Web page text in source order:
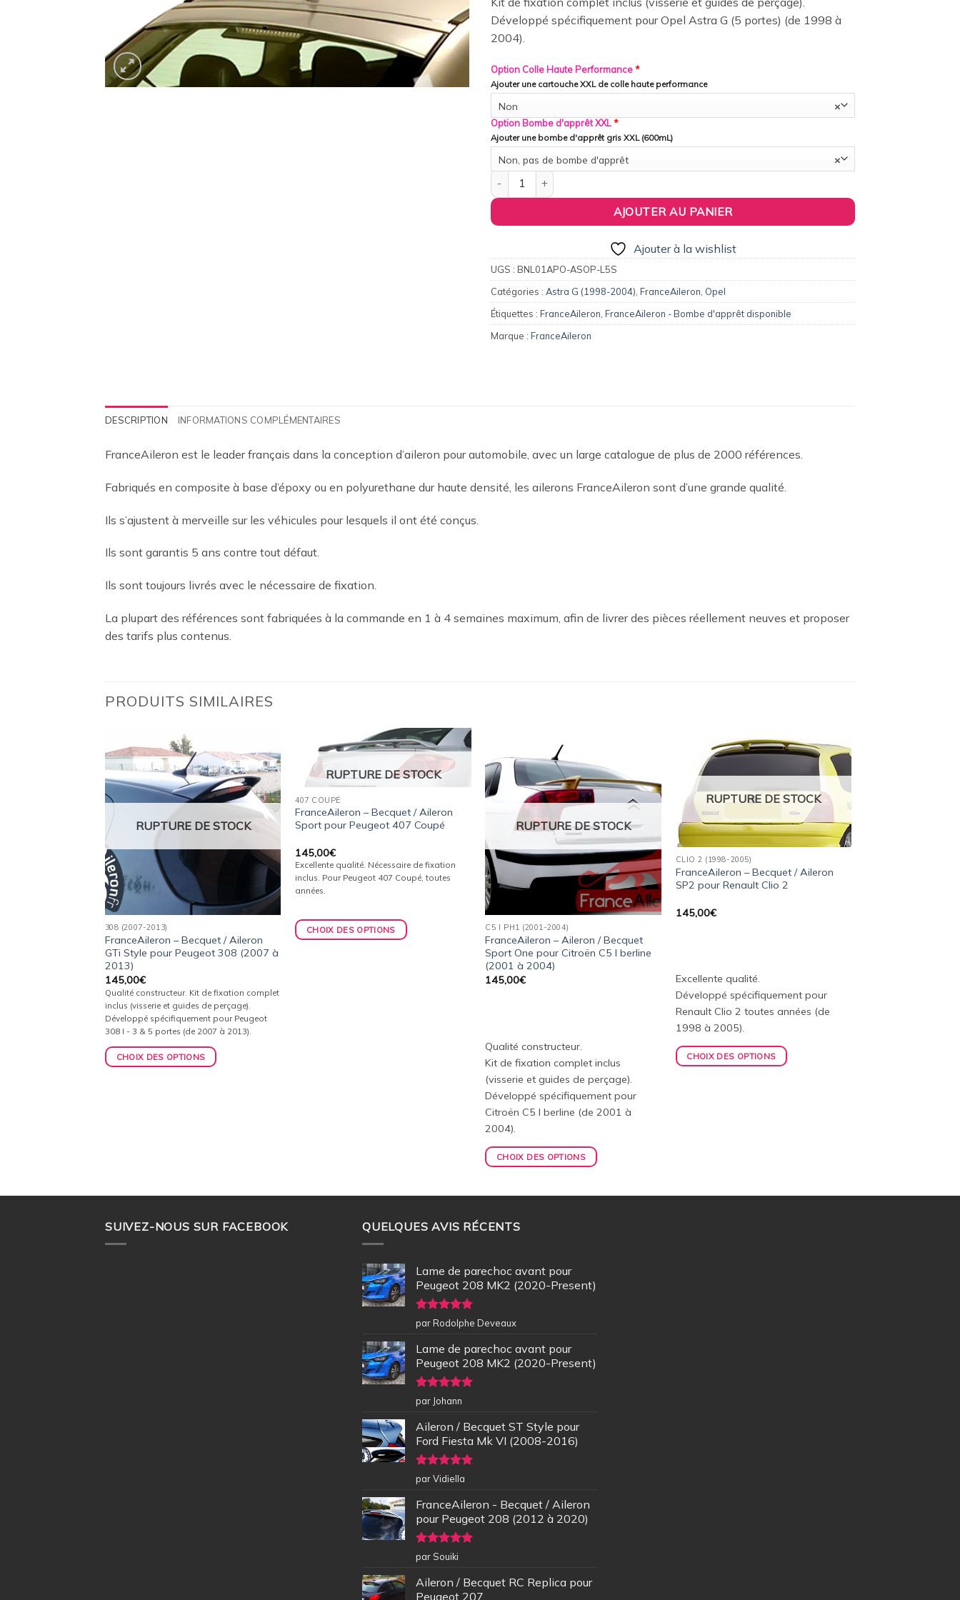
Développé spécifiquement pour Opel Astra G (5 portes) (de 1998 à
2004).
Option Colle Haute Performance*
Ajouter une cartouche XXL de colle haute performance
×
Non
Option Bombe d'apprêt XXL*
Ajouter une bombe d'apprêt gris XXL (600mL)
×
Non, pas de bombe d'apprêt
quantité de FranceAileron - Becquet / Casquette de toit Flat pour Opel Astra G (3 et 5 portes)
AJOUTER AU PANIER
Ajouter à la wishlist
UGS : BNL01APO-ASOP-L5S
Catégories : Astra G (1998-2004), FranceAileron, Opel
Étiquettes : FranceAileron, FranceAileron - Bombe d'apprêt disponible
Marque : FranceAileron
DESCRIPTION INFORMATIONS COMPLÉMENTAIRES
FranceAileron est le leader français dans la conception d’aileron pour automobile, avec un large catalogue de plus de 2000 références.
Fabriqués en composite à base d’époxy ou en polyurethane dur haute densité, les ailerons FranceAileron sont d’une grande qualité.
Ils s’ajustent à merveille sur les véhicules pour lesquels il ont été conçus.
Ils sont garantis 5 ans contre tout défaut.
Ils sont toujours livrés avec le nécessaire de fixation.
La plupart des références sont fabriquées à la commande en 1 à 4 semaines maximum, afin de livrer des pièces réellement neuves et proposer
des tarifs plus contenus.
PRODUITS SIMILAIRES
Ajouter
à la
wishlist
RUPTURE DE STOCK
308 (2007-2013)
FranceAileron – Becquet / Aileron
GTi Style pour Peugeot 308 (2007 à
2013)
145,00€
Qualité constructeur. Kit de fixation complet
inclus (visserie et guides de perçage).
Développé spécifiquement pour Peugeot
308 I - 3 & 5 portes (de 2007 à 2013).
CHOIX DES OPTIONS
Ajouter
à la
wishlist
RUPTURE DE STOCK
407 COUPÉ
FranceAileron – Becquet / Aileron
Sport pour Peugeot 407 Coupé
145,00€
Excellente qualité. Nécessaire de fixation
inclus. Pour Peugeot 407 Coupé, toutes
années.
CHOIX DES OPTIONS
à la
wishlist
RUPTURE DE STOCK
C5 I PH1 (2001-2004)
FranceAileron – Aileron / Becquet
Sport One pour Citroën C5 I berline
(2001 à 2004)
145,00€
Qualité constructeur.
Kit de fixation complet inclus
(visserie et guides de perçage).
Développé spécifiquement pour
Citroën C5 I berline (de 2001 à
2004).
CHOIX DES OPTIONS
Ajouter
à la
wishlist
RUPTURE DE STOCK
CLIO 2 (1998-2005)
FranceAileron – Becquet / Aileron
SP2 pour Renault Clio 2
145,00€
Excellente qualité.
Développé spécifiquement pour
Renault Clio 2 toutes années (de
1998 à 2005).
CHOIX DES OPTIONS
SUIVEZ-NOUS SUR FACEBOOK QUELQUES AVIS RÉCENTS
Lame de parechoc avant pour
Peugeot 208 MK2 (2020-Present)
Note5sur
5
par Rodolphe Deveaux
Lame de parechoc avant pour
Peugeot 208 MK2 (2020-Present)
Note5sur
5
par Johann
Aileron / Becquet ST Style pour
Ford Fiesta Mk VI (2008-2016)
Note5sur
5
par Vidiella
FranceAileron - Becquet / Aileron
pour Peugeot 208 (2012 à 2020)
Note5sur
5
par Souiki
Aileron / Becquet RC Replica pour
Peugeot 207